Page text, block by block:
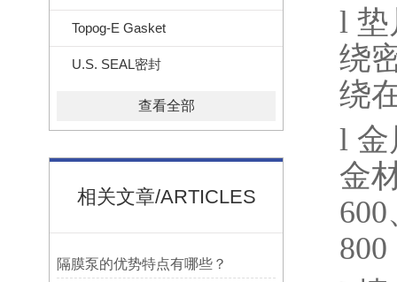
Topog-E Gasket
U.S. SEAL密封
查看全部
相关文章/ARTICLES
隔膜泵的优势特点有哪些？
l 垫
绕
绕
l 金
金
600
800